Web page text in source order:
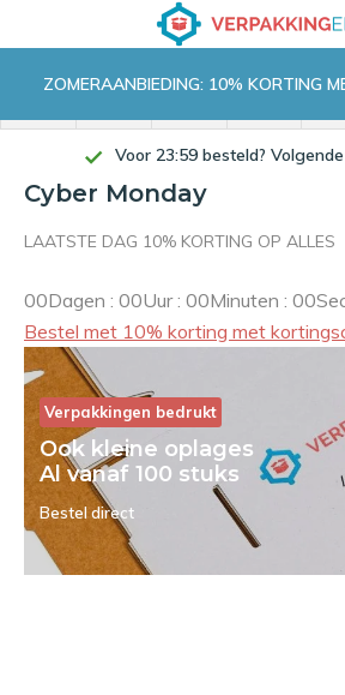
ZOMERAANBIEDING: 10% KORTING
Voor 23:59 besteld?
Cyber Monday
LAATSTE DAG 10% KORTING OP ALLES
00Dagen : 00Uur: 00Minuten : 00
Bestel met 10% korting met
Verpakkingen bedrukt
Ook kleine oplages
Al vanaf 100 stuks
Bestel direct